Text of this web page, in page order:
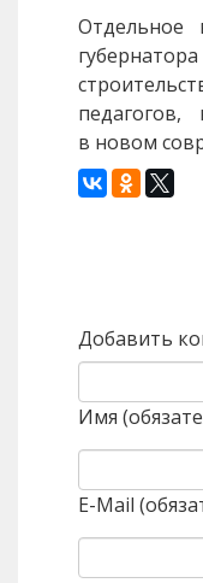
Отдельное
педагогов,
в новом
Добавить
Имя
E-Mail